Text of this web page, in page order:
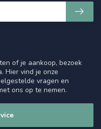
of je aankoop, bezoek
Hier vind je onze
vragen en
ons op te nemen.